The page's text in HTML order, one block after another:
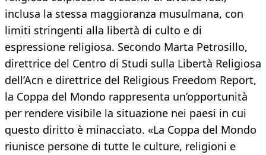
inclusa la stessa maggioranza musulmana, con
limiti stringenti alla libertà di culto e di
espressione religiosa. Secondo Marta Petrosillo,
direttrice del Centro di Studi sulla Libertà Religiosa
dell’Acn e direttrice del Religious Freedom Report,
la Coppa del Mondo rappresenta un’opportunità
per rendere visibile la situazione nei paesi in cui
questo diritto è minacciato. «La Coppa del Mondo
riunisce persone di tutte le culture, religioni e